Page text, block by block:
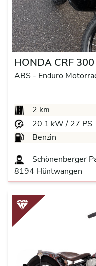
HONDA CRF
ABS - Enduro
2 km
20.1 kW / 27 PS
Benzin
Schönenberger
8194 Hüntwangen